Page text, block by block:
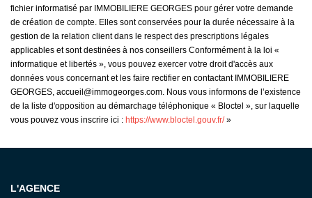
fichier informatisé par IMMOBILIERE GEORGES pour gérer votre demande
de création de compte. Elles sont conservées pour la durée nécessaire à la
gestion de la relation client dans le respect des prescriptions légales
applicables et sont destinées à nos conseillers Conformément à la loi «
informatique et libertés », vous pouvez exercer votre droit d'accès aux
données vous concernant et les faire rectifier en contactant IMMOBILIERE
GEORGES, accueil@immogeorges.com. Nous vous informons de l’existence
de la liste d'opposition au démarchage téléphonique « Bloctel », sur laquelle
vous pouvez vous inscrire ici : https://www.bloctel.gouv.fr/»
L'AGENCE